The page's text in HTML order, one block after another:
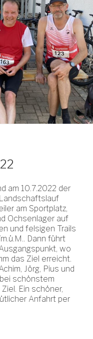
am 10.7.2022 der
am Sportplatz,
Ochsenlager auf
und felsigen Trails
Dann führt
wo
das Ziel erreicht.
Jörg, Pius und
schönstem
Ein schöner,
Anfahrt per